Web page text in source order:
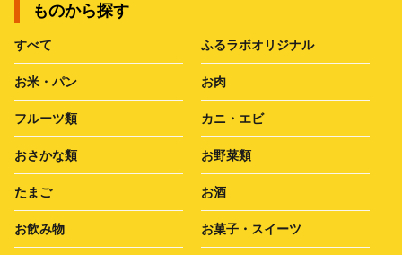
ものから探す
すべて ふるラボオリジナル
お米・パン お肉
フルーツ類 カニ・エビ
おさかな類 お野菜類
たまご お酒
お飲み物 お菓子・スイーツ